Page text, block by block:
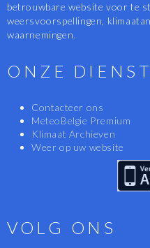
betrouwbare website voor te
weersvoorspellingen,
waarnemingen.
ONZE
Contacteer ons
MeteoBelgie Premium
Klimaat Archieven
Weer op uw website
VOLG ONS